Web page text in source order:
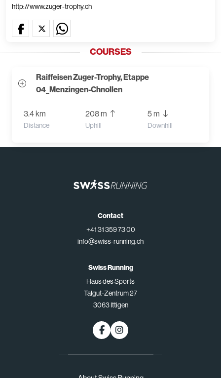
http://www.zuger-trophy.ch
COURSES
Raiffeisen Zuger-Trophy, Etappe
04_Menzingen-Chnollen
3.4 km
Distance
208 m
Uphill
5 m
Downhill
Contact
+41 31 359 73 00
info@swiss-running.ch
Swiss Running
Haus des Sports
Talgut-Zentrum 27
3063 Ittigen